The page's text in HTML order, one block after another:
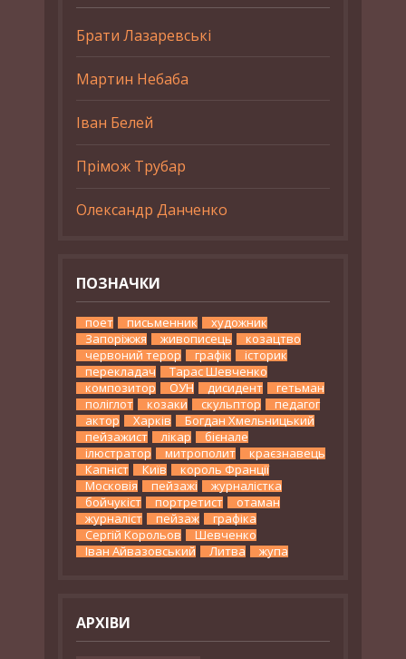
Брати Лазаревські
Мартин Небаба
Іван Белей
Прімож Трубар
Олександр Данченко
ПОЗНАЧКИ
поет письменник
художник
Запоріжжя
живописець
козацтво
червоний терор
графік
історик
перекладач
Тарас Шевченко
композитор
ОУН дисидент
гетьман
поліглот
козаки скульптор
педагог
актор
Харків
Богдан Хмельницький
пейзажист
лікар
бієнале
ілюстратор
митрополит
краєзнавець
Капніст
Київ
король Франції
Московія
пейзажі
журналістка
бойчукіст
портретист
отаман
журналіст
пейзаж
графіка
Сергій Корольов
Шевченко
Іван Айвазовський
Литва жупа
АРХІВИ